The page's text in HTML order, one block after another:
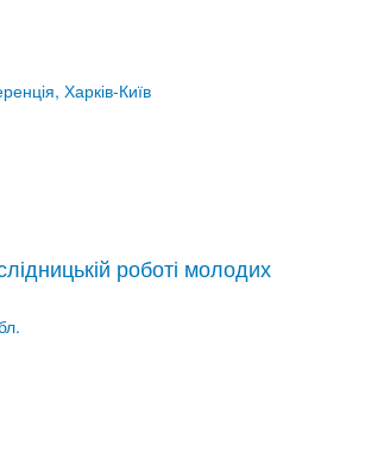
Харків-Київ
роботі молодих